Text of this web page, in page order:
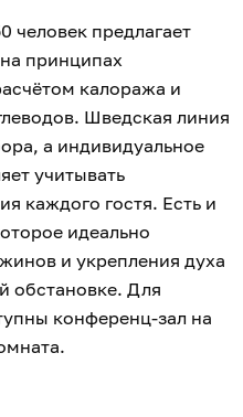
человек предлагает
принципах
калоража и
Шведская линия
а индивидуальное
учитывать
каждого гостя. Есть и
идеально
и укрепления духа
обстановке. Для
конференц-зал на